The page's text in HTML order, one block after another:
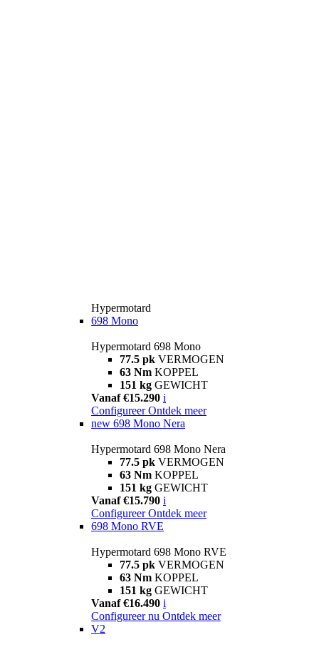
Hypermotard
698 Mono
Hypermotard 698 Mono
77.5 pk VERMOGEN
63 Nm KOPPEL
151 kg GEWICHT
Vanaf €15.290 i
Configureer Ontdek meer
new 698 Mono Nera
Hypermotard 698 Mono Nera
77.5 pk VERMOGEN
63 Nm KOPPEL
151 kg GEWICHT
Vanaf €15.790 i
Configureer Ontdek meer
698 Mono RVE
Hypermotard 698 Mono RVE
77.5 pk VERMOGEN
63 Nm KOPPEL
151 kg GEWICHT
Vanaf €16.490 i
Configureer nu Ontdek meer
V2